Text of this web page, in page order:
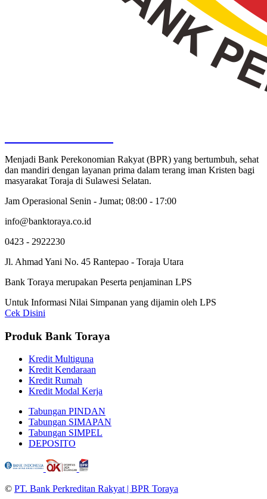
Menjadi Bank Perekonomian Rakyat (BPR) yang bertumbuh, sehat
dan mandiri dengan layanan prima dalam terang iman Kristen bagi
masyarakat Toraja di Sulawesi Selatan.
Jam Operasional Senin - Jumat; 08:00 - 17:00
info@banktoraya.co.id
0423 - 2922230
Jl. Ahmad Yani No. 45 Rantepao - Toraja Utara
Bank Toraya merupakan Peserta penjaminan LPS
Untuk Informasi Nilai Simpanan yang dijamin oleh LPS
Cek Disini
Produk Bank Toraya
Kredit Multiguna
Kredit Kendaraan
Kredit Rumah
Kredit Modal Kerja
Tabungan PINDAN
Tabungan SIMAPAN
Tabungan SIMPEL
DEPOSITO
© PT. Bank Perkreditan Rakyat | BPR Toraya